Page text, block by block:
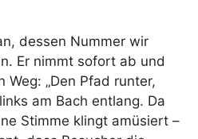
dessen Nummer wir
Er nimmt sofort ab und
„Den Pfad runter,
am Bach entlang. Da
Stimme klingt amüsiert –